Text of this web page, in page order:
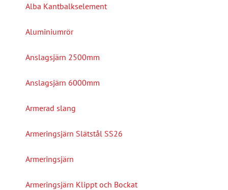
Alba Kantbalkselement
Aluminiumrör
Anslagsjärn 2500mm
Anslagsjärn 6000mm
Armerad slang
Armeringsjärn Slätstål SS26
Armeringsjärn
Armeringsjärn Klippt och Bockat